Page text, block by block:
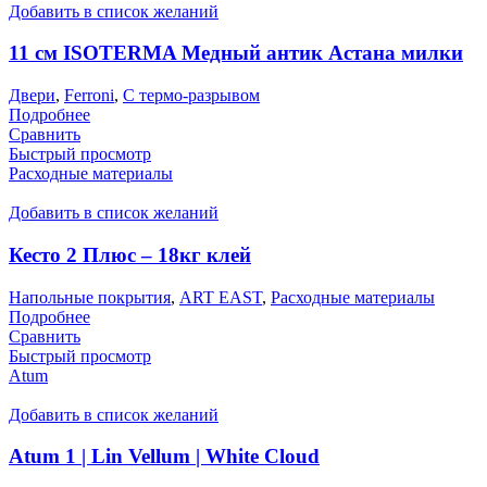
Добавить в список желаний
11 см ISOTERMA Медный антик Астана милки
Двери, Ferroni, С термо-разрывом
Подробнее
Сравнить
Быстрый просмотр
Расходные материалы
Добавить в список желаний
Кесто 2 Плюс – 18кг клей
Напольные покрытия, ART EAST, Расходные материалы
Подробнее
Сравнить
Быстрый просмотр
Atum
Добавить в список желаний
Atum 1 | Lin Vellum | White Cloud